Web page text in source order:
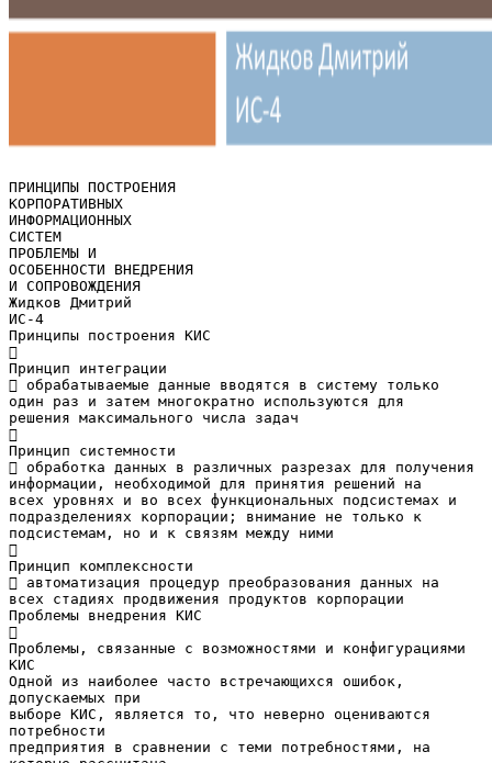
ПРИНЦИПЫ ПОСТРОЕНИЯ
КОРПОРАТИВНЫХ
ИНФОРМАЦИОННЫХ
СИСТЕМ
ПРОБЛЕМЫ И
ОСОБЕННОСТИ ВНЕДРЕНИЯ
И СОПРОВОЖДЕНИЯ
Жидков Дмитрий
ИС-4
Принципы построения КИС

Принцип интеграции
 обрабатываемые данные вводятся в систему только
один раз и затем многократно используются для
решения максимального числа задач

Принцип системности
 обработка данных в различных разрезах для получения
информации, необходимой для принятия решений на
всех уровнях и во всех функциональных подсистемах и
подразделениях корпорации; внимание не только к
подсистемам, но и к связям между ними

Принцип комплексности
 автоматизация процедур преобразования данных на
всех стадиях продвижения продуктов корпорации
Проблемы внедрения КИС

Проблемы, связанные с возможностями и конфигурациями
КИС
Одной из наиболее часто встречающихся ошибок,
допускаемых при
выборе КИС, является то, что неверно оцениваются
потребности
предприятия в сравнении с теми потребностями, на